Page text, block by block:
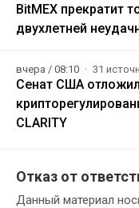
BitMEX прекратит
двухлетней
вчера / 08:10 31
Сенат США
CLARITY
Отказ от
Данный материал